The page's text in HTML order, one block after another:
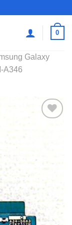
0
Galaxy
A346